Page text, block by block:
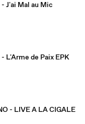
J'ai Mal au Mic
L'Arme de Paix EPK
- LIVE A LA CIGALE